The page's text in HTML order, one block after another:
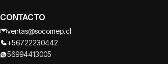
CONTACTO
ventas@socomep.cl
+56722230442
56994413005